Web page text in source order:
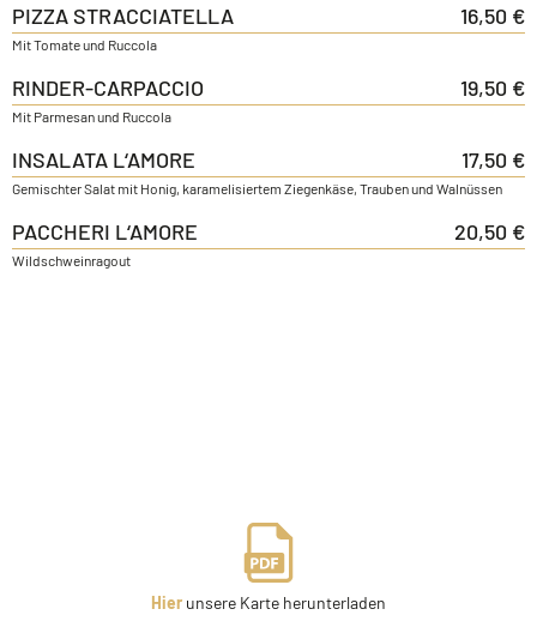
PIZZA STRACCIATELLA 16,50 €
Mit Tomate und Ruccola
RINDER-CARPACCIO 19,50 €
Mit Parmesan und Ruccola
INSALATA L‘AMORE 17,50 €
Gemischter Salat mit Honig, karamelisiertem Ziegenkäse, Trauben und Walnüssen
PACCHERI L‘AMORE 20,50 €
Wildschweinragout
Hier unsere Karte herunterladen